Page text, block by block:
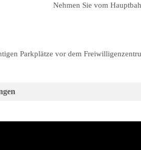
Nehmen Sie vom
Parkplätze vor dem